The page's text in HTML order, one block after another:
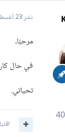
نشر23 أغسطس 2024
مرحبًا،
في حال
تحياتي.